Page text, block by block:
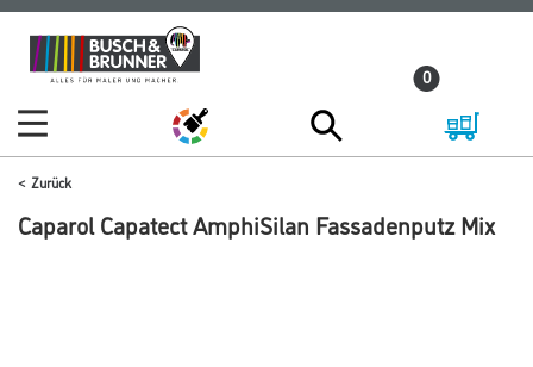
Zum
Inhalt
Zum
Navigationsmenü
0
Zurück
Caparol Capatect AmphiSilan Fassadenputz Mix